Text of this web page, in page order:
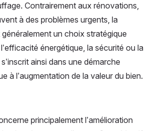
Contrairement aux rénovations,
à des problèmes urgents, la
un choix stratégique
énergétique, la sécurité ou la
ainsi dans une démarche
à l’augmentation de la valeur du bien.
principalement l’amélioration